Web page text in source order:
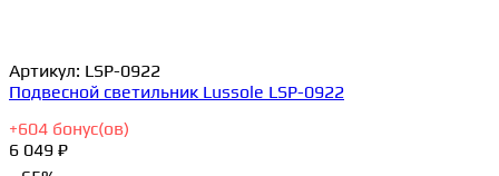
Артикул: LSP-0922
Подвесной светильник Lussole LSP-0922
+604 бонус(ов)
6 049 ₽